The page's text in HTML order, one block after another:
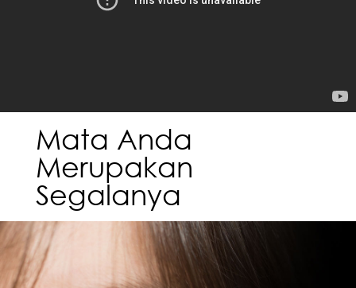
Mata Anda
Merupakan
Segalanya